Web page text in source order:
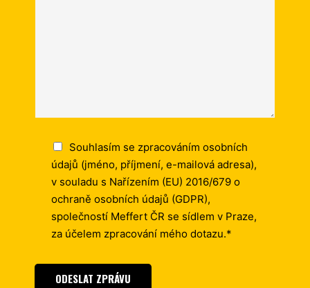
Souhlasím se zpracováním osobních
údajů (jméno, příjmení, e-mailová adresa),
v souladu s Nařízením (EU) 2016/679 o
ochraně osobních údajů (GDPR),
společností Meffert ČR se sídlem v Praze,
za účelem zpracování mého dotazu.*
ODESLAT ZPRÁVU